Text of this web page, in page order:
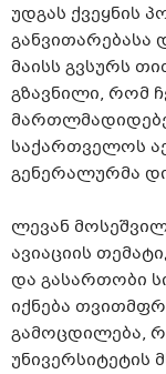
უდგას ქვეყნის
განვითარებასა
მაისს გვსურს
გზავნილი, რომ
საქართველოს
გენერალურმა
ლევან
ავიაციის
და გასართობი
იქნება
გამოცდილება,